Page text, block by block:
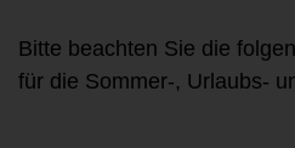
Bitte beachten Sie die
für die Sommer-, Urlaubs-